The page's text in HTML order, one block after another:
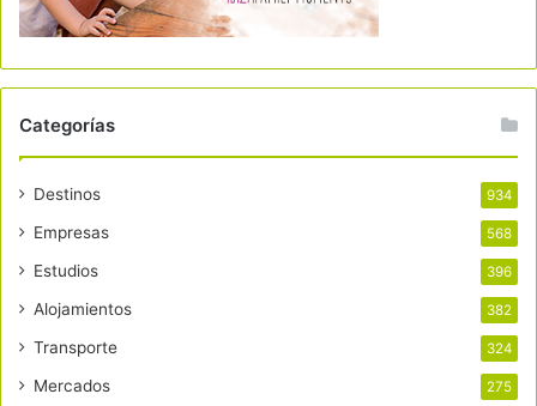
Categorías
Destinos 934
Empresas 568
Estudios 396
Alojamientos 382
Transporte 324
Mercados 275